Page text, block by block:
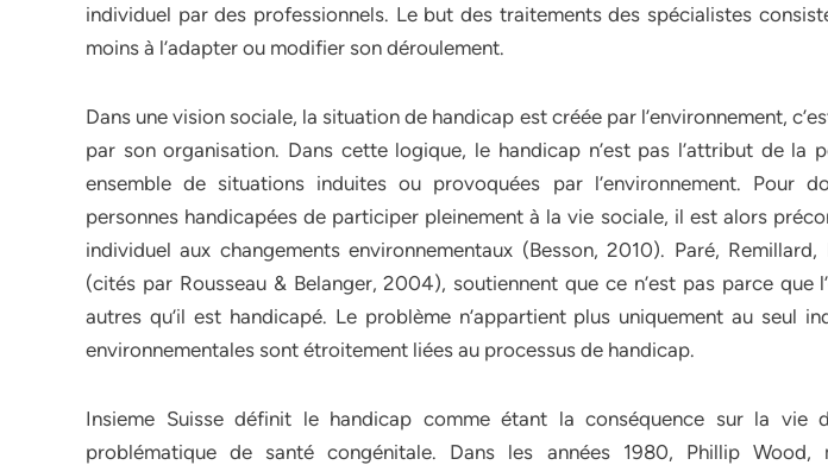
individuel par des professionnels. Le but des traitements des spécialistes
moins à l’adapter ou modifier son déroulement.
Dans une vision sociale, la situation de handicap est créée par l’environnement,
par son organisation. Dans cette logique, le handicap n’est pas l’attribut de la
ensemble de situations induites ou provoquées par l’environnement. Pour
personnes handicapées de participer pleinement à la vie sociale, il est alors
individuel aux changements environnementaux (Besson, 2010). Paré,
(cités par Rousseau & Belanger, 2004), soutiennent que ce n’est pas parce que
autres qu’il est handicapé. Le problème n’appartient plus uniquement au seul
environnementales sont étroitement liées au processus de handicap.
Insieme Suisse définit le handicap comme étant la conséquence sur la vie
problématique de santé congénitale. Dans les années 1980, Phillip Wood,